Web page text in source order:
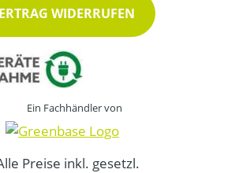
WIDERRUFEN
Ein Fachhändler von
Preise inkl. gesetzl.